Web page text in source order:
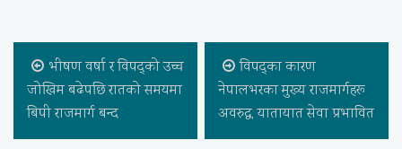
भीषण वर्षा र विपद्को उच्च
जोखिम बढेपछि रातको समयमा
बिपी राजमार्ग बन्द
विपद्का कारण
नेपालभरका मुख्य राजमार्गहरू
अवरुद्ध, यातायात सेवा प्रभावित